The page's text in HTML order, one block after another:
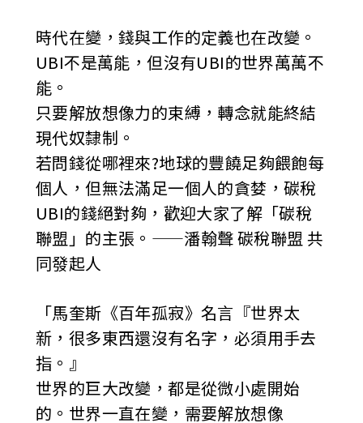
時代在變，錢與工作的定義也在改變。
UBI不是萬能，但沒有UBI的世界萬萬不
能。
只要解放想像力的束縛，轉念就能終結
現代奴隸制。
若問錢從哪裡來?地球的豐饒足夠餵飽每
個人，但無法滿足一個人的貪婪，碳稅
UBI的錢絕對夠，歡迎大家了解「碳稅
聯盟」的主張。——潘翰聲 碳稅聯盟 共
同發起人
「馬奎斯《百年孤寂》名言『世界太
新，很多東西還沒有名字，必須用手去
指。』
世界的巨大改變，都是從微小處開始
的。世界一直在變，需要解放想像